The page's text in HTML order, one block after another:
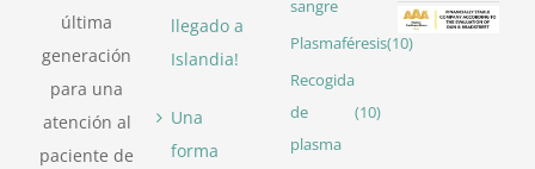
última
generación
para una
atención al
paciente de
llegado a
Islandia!
Una
forma
sangre
Plasmaféresis(10)
Recogida
de
plasma
(10)